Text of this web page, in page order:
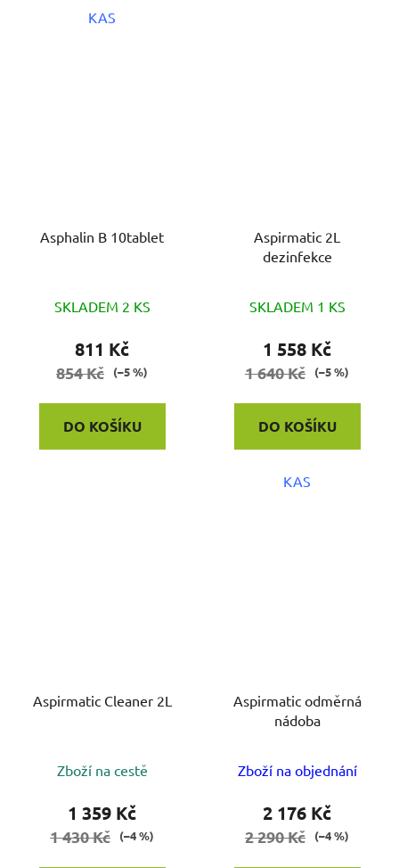
KAS
Asphalin B 10tablet
SKLADEM 2 KS
811 Kč
854 Kč (–5 %)
DO KOŠÍKU
Aspirmatic 2L
dezinfekce
SKLADEM 1 KS
1 558 Kč
1 640 Kč (–5 %)
DO KOŠÍKU
KAS
Aspirmatic Cleaner 2L
Zboží na cestě
1 359 Kč
1 430 Kč (–4 %)
Aspirmatic odměrná
nádoba
Zboží na objednání
2 176 Kč
2 290 Kč (–4 %)